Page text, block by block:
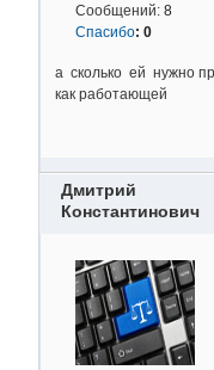
Сообщений: 8
Спасибо: 0
а сколько ей нужно
как работающей
Дмитрий
Константинович